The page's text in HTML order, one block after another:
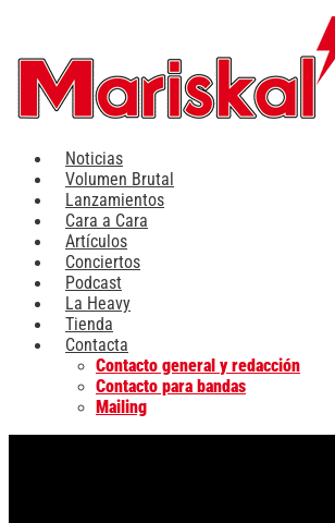
contenido
Noticias
Volumen Brutal
Lanzamientos
Cara a Cara
Artículos
Conciertos
Podcast
La Heavy
Tienda
Contacta
Contacto general y redacción
Contacto para bandas
Mailing